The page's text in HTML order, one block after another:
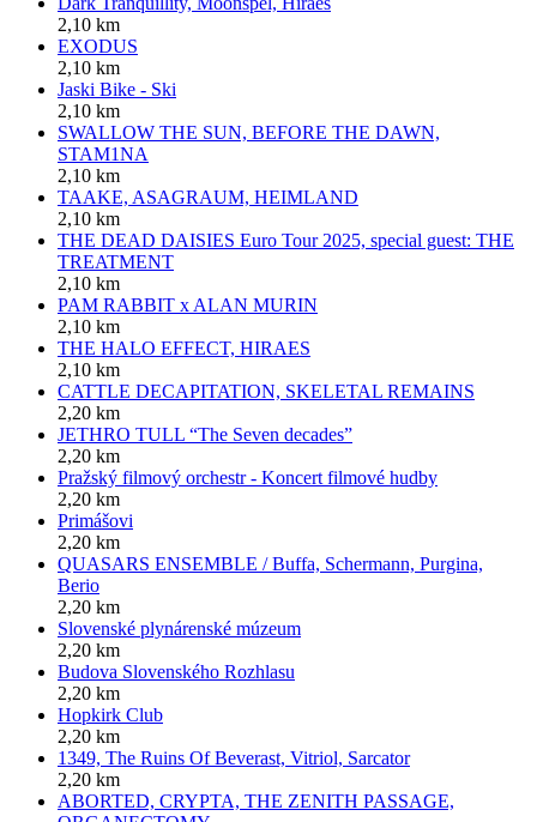
2,10 km
EXODUS
2,10 km
Jaski Bike - Ski
2,10 km
SWALLOW THE SUN, BEFORE THE DAWN,
STAM1NA
2,10 km
TAAKE, ASAGRAUM, HEIMLAND
2,10 km
THE DEAD DAISIES Euro Tour 2025, special guest: THE
TREATMENT
2,10 km
PAM RABBIT x ALAN MURIN
2,10 km
THE HALO EFFECT, HIRAES
2,10 km
CATTLE DECAPITATION, SKELETAL REMAINS
2,20 km
JETHRO TULL “The Seven decades”
2,20 km
Pražský filmový orchestr - Koncert filmové hudby
2,20 km
Primášovi
2,20 km
QUASARS ENSEMBLE / Buffa, Schermann, Purgina,
Berio
2,20 km
Slovenské plynárenské múzeum
2,20 km
Budova Slovenského Rozhlasu
2,20 km
Hopkirk Club
2,20 km
1349, The Ruins Of Beverast, Vitriol, Sarcator
2,20 km
ABORTED, CRYPTA, THE ZENITH PASSAGE,